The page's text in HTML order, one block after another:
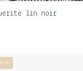
lin noir